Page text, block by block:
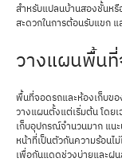
สำหรับแปลนบ้านสองชั้นห
สะดวกในการต้อนรับแขก
วางแผนพื้น
พื้นที่จอดรถและห้องเก็บขอ
วางแผนตั้งแต่เริ่มต้น โดย
เก็บอุปกรณ์จำนวนมาก แน
หน้าที่เป็นตัวกันความร้อนไ
เพื่อกันแดดช่วงบ่ายและฝ